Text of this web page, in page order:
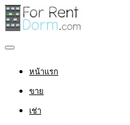
หน้าแรก
ขาย
เช่า